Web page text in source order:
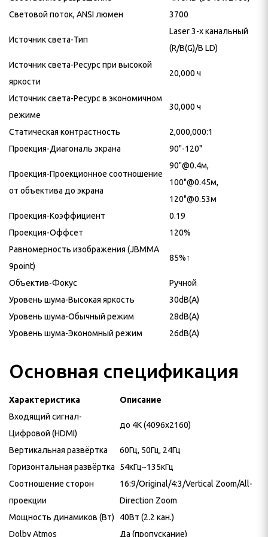
Световой поток, ANSI люмен
3700
Источник света-Тип
Laser 3-х канальный
(R/B(G)/B LD)
Источник света-Ресурс при высокой
яркости
20,000 ч
Источник света-Ресурс в экономичном
режиме
30,000 ч
Статическая контрастность
2,000,000:1
Проекция-Диагональ экрана
90"-120"
Проекция-Проекционное соотношение
от объектива до экрана
90"@0.4м,
100"@0.45м,
120"@0.53м
Проекция-Коэффициент
0.19
Проекция-Оффсет
120%
Равномерность изображения (JBMMA
9point)
85%↑
Объектив-Фокус
Ручной
Уровень шума-Высокая яркость
30dB(A)
Уровень шума-Обычный режим
28dB(A)
Уровень шума-Экономный режим
26dB(A)
Основная спецификация
Характеристика
Описание
Входящий сигнал-
Цифровой (HDMI)
до 4K (4096x2160)
Вертикальная развёртка
60Гц, 50Гц, 24Гц
Горизонтальная развёртка
54кГц~135кГц
Соотношение сторон
проекции
16:9/Original/4:3/Vertical Zoom/All-
Direction Zoom
Мощность динамиков (Вт)
40Вт (2.2 кан.)
Dolby Atmos
Да (пропускание)